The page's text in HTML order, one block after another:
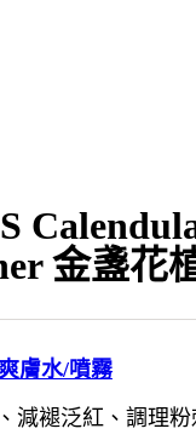
金盞花
爽膚水/噴霧
減褪泛紅、調理